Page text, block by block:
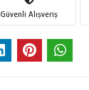
Güvenli Alışveriş